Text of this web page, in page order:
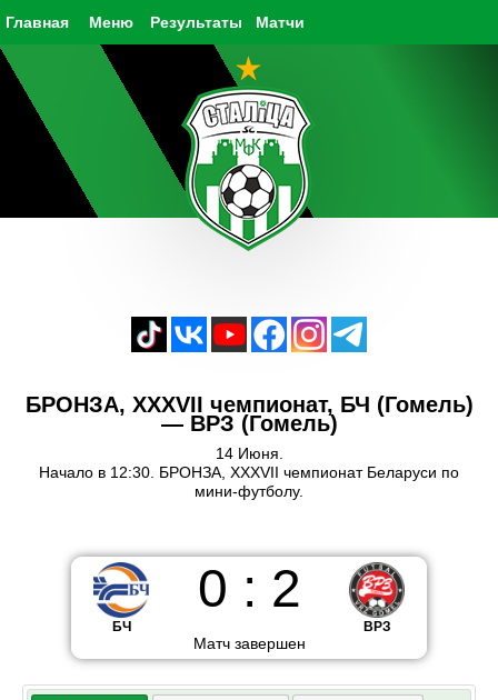
Главная Результаты Матчи
Меню
БРОНЗА, XXXVII чемпионат, БЧ (Гомель)
— ВРЗ (Гомель)
14 Июня.
Начало в 12:30. БРОНЗА, XXXVII чемпионат Беларуси по
мини-футболу.
БЧ
0 : 2
Матч завершен
ВРЗ